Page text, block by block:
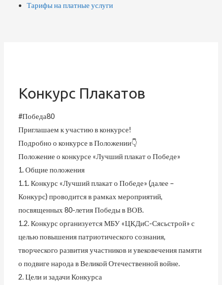
Тарифы на платные услуги
Конкурс Плакатов
#Победа80
Приглашаем к участию в конкурсе!
Подробно о конкурсе в Положении👇
Положение о конкурсе «Лучший плакат о Победе»
1. Общие положения
1.1. Конкурс «Лучший плакат о Победе» (далее –
Конкурс) проводится в рамках мероприятий,
посвященных 80-летия Победы в ВОВ.
1.2. Конкурс организуется МБУ «ЦКДиС-Сясьстрой» с
целью повышения патриотического сознания,
творческого развития участников и увековечения памяти
о подвиге народа в Великой Отечественной войне.
2. Цели и задачи Конкурса